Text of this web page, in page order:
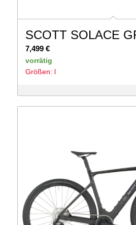
SCOTT SOLACE
7,499 €
vorrätig
Größen: l